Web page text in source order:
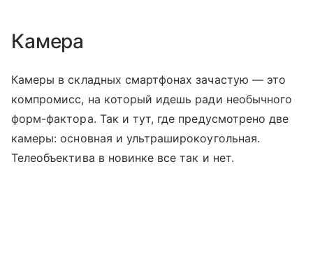
Камера
Камеры в складных смартфонах зачастую — это
компромисс, на который идешь ради необычного
форм-фактора. Так и тут, где предусмотрено две
камеры: основная и ультраширокоугольная.
Телеобъектива в новинке все так и нет.